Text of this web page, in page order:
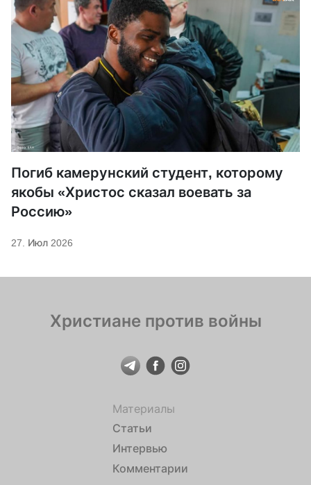
Погиб камерунский студент, которому
якобы «Христос сказал воевать за
Россию»
27. Июл 2026
Христиане против войны
Материалы
Статьи
Интервью
Комментарии